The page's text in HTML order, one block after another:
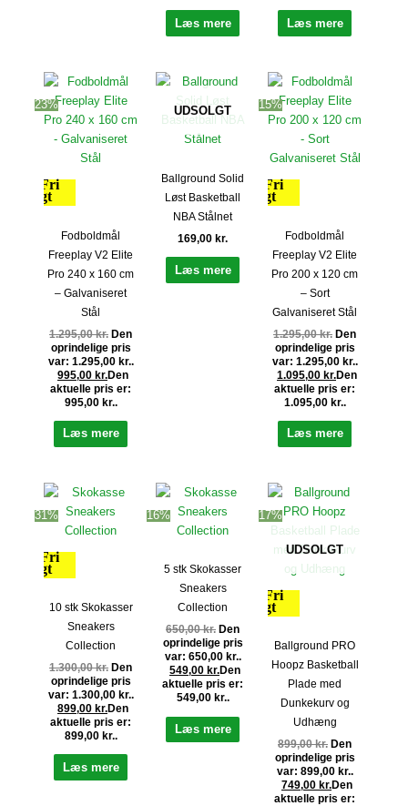
Læs mere Læs mere
23%
Fri
fragt
Fodboldmål
Freeplay V2 Elite
Pro 240 x 160 cm
– Galvaniseret
Stål
1.295,00kr. Den
oprindelige pris
var: 1.295,00 kr..
995,00 kr.Den
aktuelle pris er:
995,00 kr..
Læs mere
UDSOLGT
Ballground Solid
Løst Basketball
NBA Stålnet
169,00 kr.
Læs mere
15%
Fri
fragt
Fodboldmål
Freeplay V2 Elite
Pro 200 x 120 cm
– Sort
Galvaniseret Stål
1.295,00kr. Den
oprindelige pris
var: 1.295,00 kr..
1.095,00 kr.Den
aktuelle pris er:
1.095,00 kr..
Læs mere
31%
Fri
fragt
10 stk Skokasser
Sneakers
Collection
1.300,00kr. Den
oprindelige pris
var: 1.300,00 kr..
899,00 kr.Den
aktuelle pris er:
899,00 kr..
Læs mere
16%
5 stk Skokasser
Sneakers
Collection
650,00kr. Den
oprindelige pris
var: 650,00 kr..
549,00 kr.Den
aktuelle pris er:
549,00 kr..
Læs mere
17%
Fri
fragt
UDSOLGT
Ballground PRO
Hoopz Basketball
Plade med
Dunkekurv og
Udhæng
899,00kr. Den
oprindelige pris
var: 899,00 kr..
749,00 kr.Den
aktuelle pris er: